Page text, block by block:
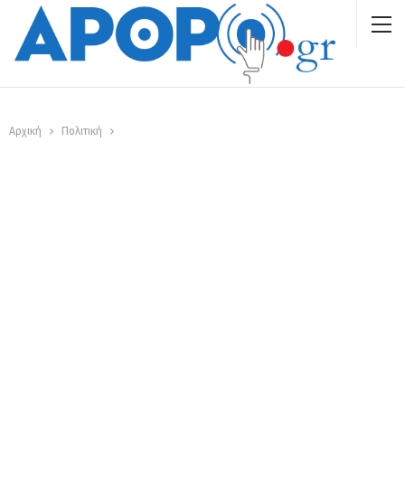
Αρχική Πολιτική